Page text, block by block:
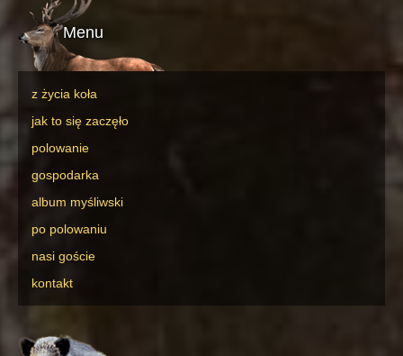
Menu
z życia koła
jak to się zaczęło
polowanie
gospodarka
album myśliwski
po polowaniu
nasi goście
kontakt